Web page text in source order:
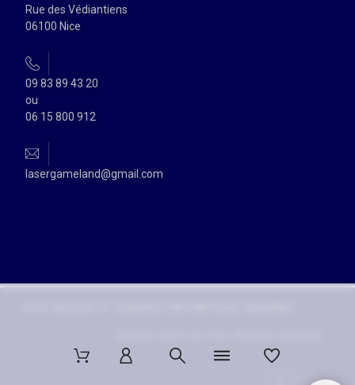
Rue des Védiantiens
06100 Nice
09 83 89 43 20
ou
06 15 800 912
lasergameland@gmail.com